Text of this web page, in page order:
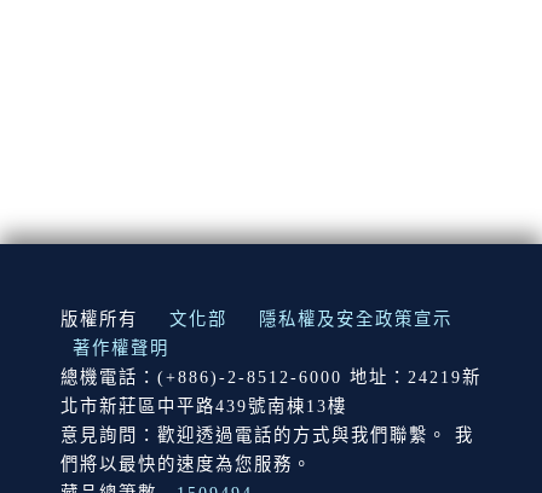
:::
版權所有 文化部
隱私權及安全政策宣示
著作權聲明
總機電話：(+886)-2-8512-6000 地址：24219新
北市新莊區中平路439號南棟13樓
意見詢問：歡迎透過電話的方式與我們聯繫。 我
們將以最快的速度為您服務。